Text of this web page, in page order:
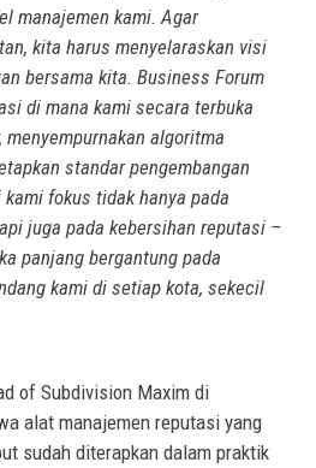
manajemen kami. Agar
kita harus menyelaraskan visi
bersama kita. Business Forum
di mana kami secara terbuka
algoritma
standar pengembangan
fokus tidak hanya pada
juga pada kebersihan reputasi –
panjang bergantung pada
kami di setiap kota, sekecil
of Subdivision Maxim di
alat manajemen reputasi yang
sudah diterapkan dalam praktik